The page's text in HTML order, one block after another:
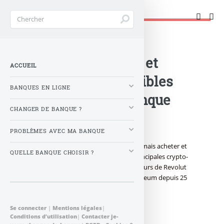
Changer de banque !
BITCOIN, LITECOIN et
ETHEREUM disponibles
auprès de la néobanque
Revolut
Les utilisateurs de Revolut peuvent désormais acheter et
échanger au sein de l’application 3 des principales crypto-
monnaies. Première mondiale, les utilisateurs de Revolut
pourront acheter Bitcoin, Litecoin et Ethereum depuis 25
Publié lesamedi 9 décembre 2017
ACCUEIL
BANQUES EN LIGNE
CHANGER DE BANQUE ?
PROBLÈMES AVEC MA BANQUE
QUELLE BANQUE CHOISIR ?
Se connecter | Mentions légales|
Conditions d’utilisation| Contacter je-